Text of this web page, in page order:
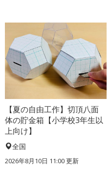
【夏の自由工作】切頂八面
体の貯金箱【小学校3年生以
上向け】
全国
2026年8月10日 11:00更新